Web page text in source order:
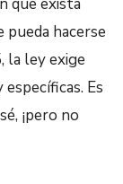
hacerse
la ley exige
Es
¡pero no